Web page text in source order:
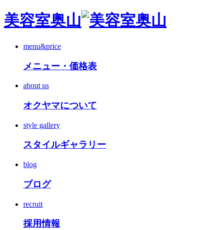
美容室奥山
menu&price
メニュー・価格表
about us
オクヤマについて
style gallery
スタイルギャラリー
blog
ブログ
recruit
採用情報